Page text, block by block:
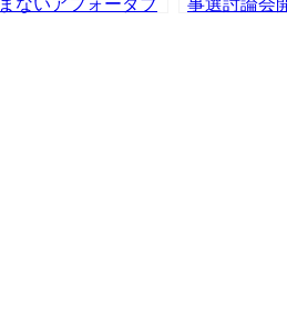
まないアフォーダブ
事選討論会